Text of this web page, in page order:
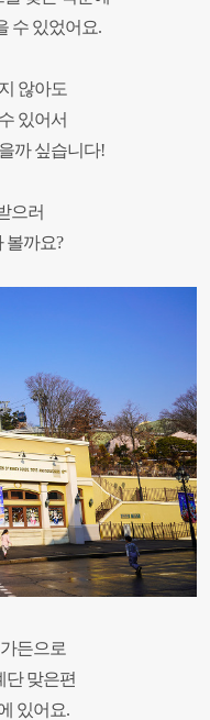
수 있었어요.
않아도
있어서
까 싶습니다!
으러
볼까요?
든으로
단 맞은편
있어요.